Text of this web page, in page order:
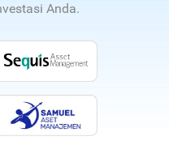
Anda.